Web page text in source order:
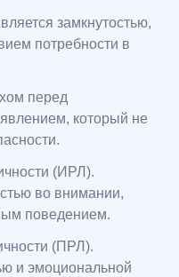
замкнутостью,
потребности в
перед
который не
(ИРЛ).
во внимании,
поведением.
(ПРЛ).
и эмоциональной